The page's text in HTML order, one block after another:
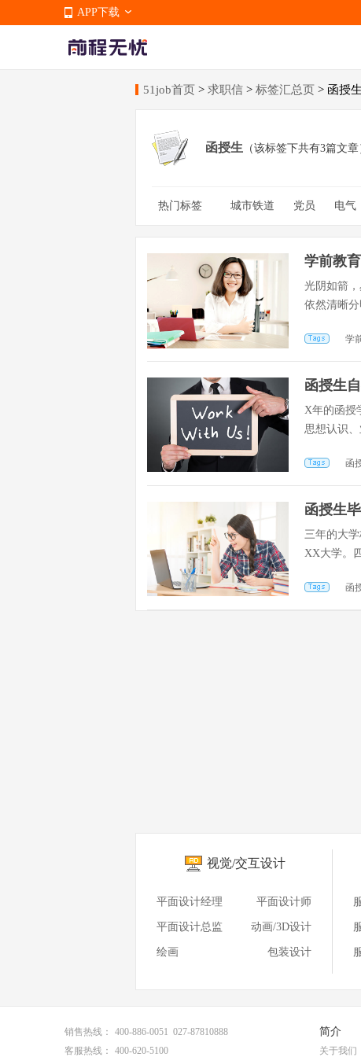
APP下载
51job首页 > 求职信 > 标签汇总页 > 函授生
函授生 （该标签下共有3篇文章
热门标签 城市铁道 党员 电气
跳槽 文案策划学前教
光阴如箭
依然清晰
学
函授生
X年的函授
思想认识
函
函授生
三年的大
XX大学。
函
视觉/交互设计
平面设计经理 平面设计师
平面设计总监 动画/3D设计
绘画 包装设计
销售热线：
400-886-0051 027-87810888
客服热线：
400-620-5100
简介
关于我们